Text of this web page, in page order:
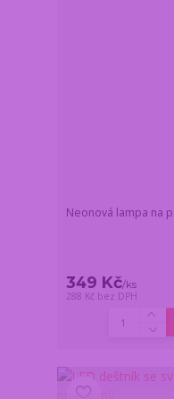
Neonová lampa na
349 Kč/ks
288 Kč bez DPH